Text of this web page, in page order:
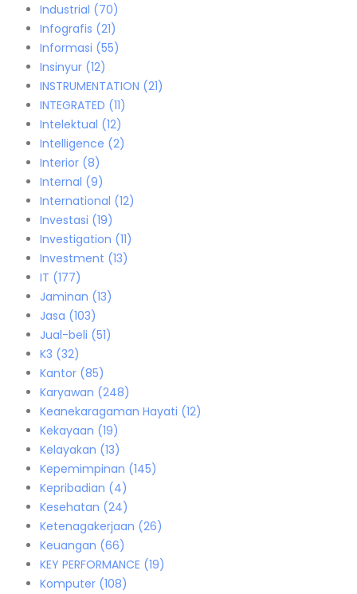
Industrial (70)
Infografis (21)
Informasi (55)
Insinyur (12)
INSTRUMENTATION (21)
INTEGRATED (11)
Intelektual (12)
Intelligence (2)
Interior (8)
Internal (9)
International (12)
Investasi (19)
Investigation (11)
Investment (13)
IT (177)
Jaminan (13)
Jasa (103)
Jual-beli (51)
K3 (32)
Kantor (85)
Karyawan (248)
Keanekaragaman Hayati (12)
Kekayaan (19)
Kelayakan (13)
Kepemimpinan (145)
Kepribadian (4)
Kesehatan (24)
Ketenagakerjaan (26)
Keuangan (66)
KEY PERFORMANCE (19)
Komputer (108)